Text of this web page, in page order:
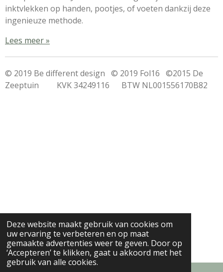
Deze website maakt gebruik van cookies om
uw ervaring te verbeteren en op maat
gemaakte advertenties weer te geven. Door op
‘Accepteren’ te klikken, gaat u akkoord met het
gebruik van alle cookies.
inktvlekken op handen, pootjes, of voeten dankzij deze
ingenieuze methode.
Lees meer »
© 2019 Be different design © 2019 Fol16 ©2015 De
Zeeptuin KVK 34249116 BTW NL001556170B82